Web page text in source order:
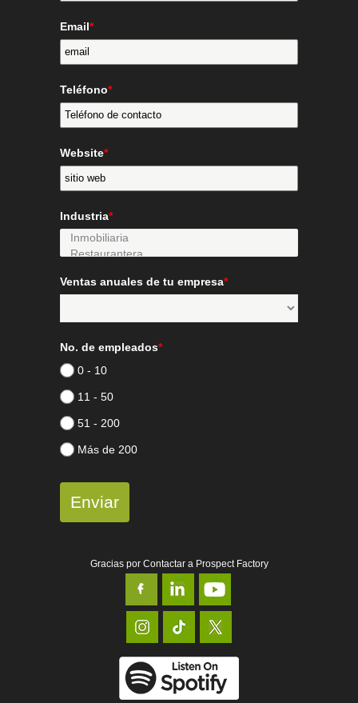
Email*
Teléfono*
Website*
Industria*
Ventas anuales de tu empresa*
No. de empleados*
0 - 10
11 - 50
51 - 200
Más de 200
Enviar
Gracias por Contactar a Prospect Factory